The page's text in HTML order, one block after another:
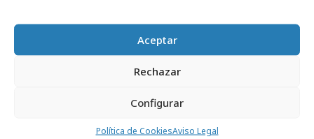
Aceptar
Rechazar
Configurar
Política de CookiesAviso Legal
Noticias Relacionadas
miércoles, 16 de noviembre 2011
Una militar valenciana en la portada de